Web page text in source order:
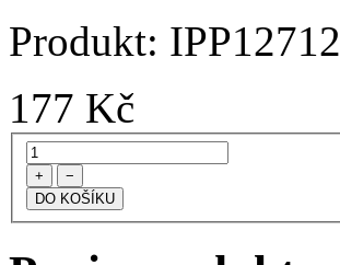
Produkt: IPP12712
177 Kč
+ −